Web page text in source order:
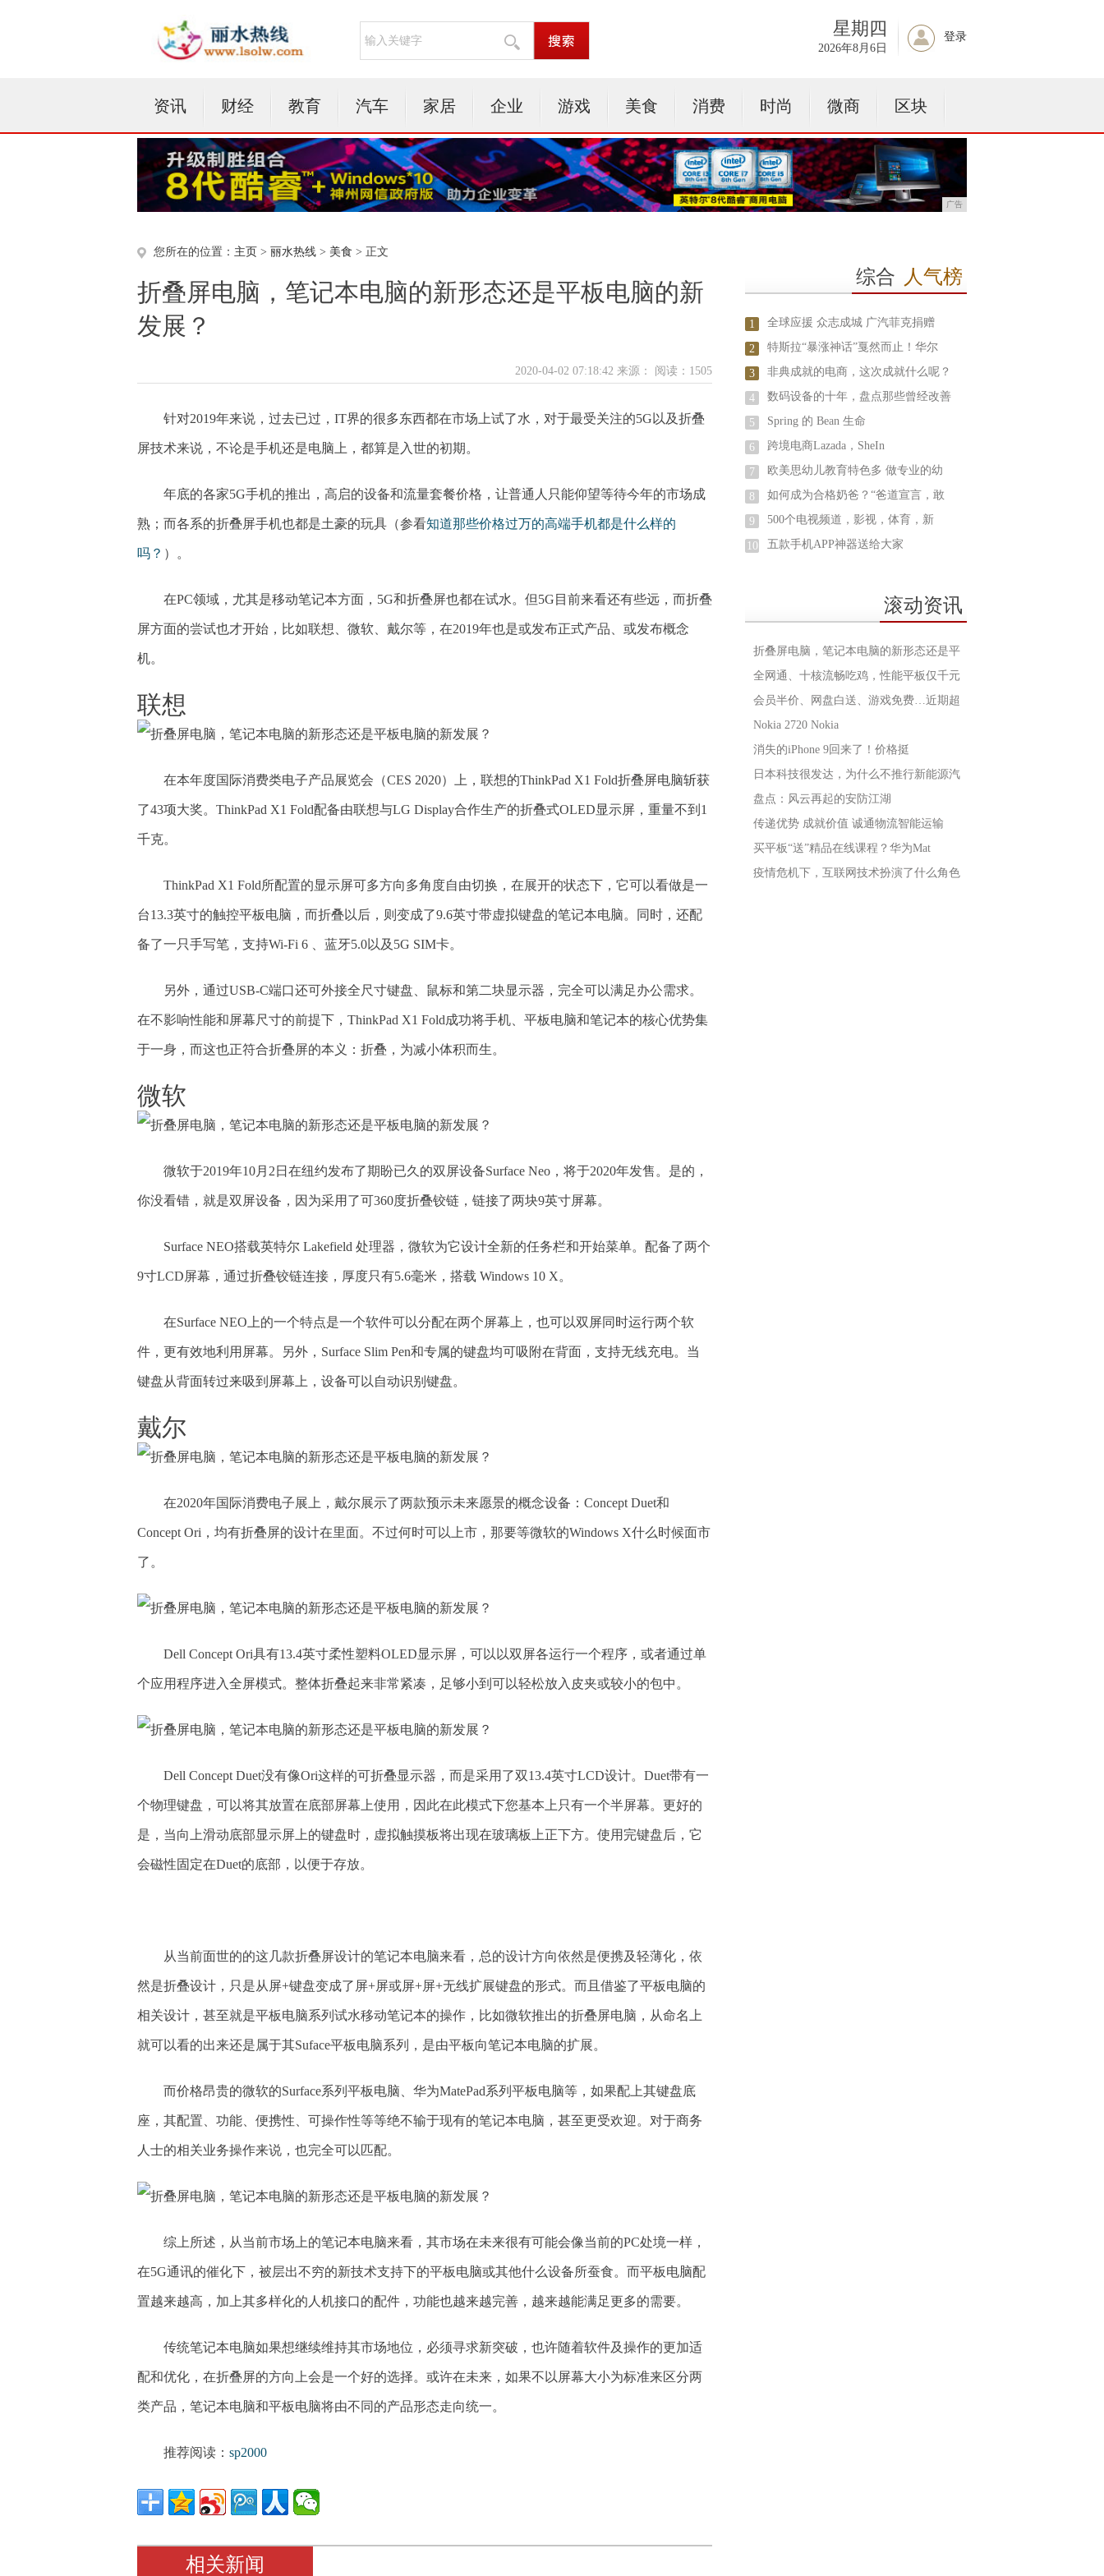
星期四
2026年8月6日
登录
资讯 财经 教育 汽车 家居 企业 游戏 美食 消费 时尚 微商 区块
广告
您所在的位置： 主页 > 丽水热线 > 美食 > 正文
折叠屏电脑，笔记本电脑的新形态还是平板电脑的新
发展？
2020-04-02 07:18:42 来源： 阅读：1505
针对2019年来说，过去已过，IT界的很多东西都在市场上试了水，对于最受关注的5G以及折叠
屏技术来说，不论是手机还是电脑上，都算是入世的初期。
年底的各家5G手机的推出，高启的设备和流量套餐价格，让普通人只能仰望等待今年的市场成
熟；而各系的折叠屏手机也都是土豪的玩具（参看知道那些价格过万的高端手机都是什么样的
吗？ ）。
在PC领域，尤其是移动笔记本方面，5G和折叠屏也都在试水。但5G目前来看还有些远，而折叠
屏方面的尝试也才开始，比如联想、微软、戴尔等，在2019年也是或发布正式产品、或发布概念
机。
联想
在本年度国际消费类电子产品展览会（CES 2020）上，联想的ThinkPad X1 Fold折叠屏电脑斩获
了43项大奖。ThinkPad X1 Fold配备由联想与LG Display合作生产的折叠式OLED显示屏，重量不到1
千克。
ThinkPad X1 Fold所配置的显示屏可多方向多角度自由切换，在展开的状态下，它可以看做是一
台13.3英寸的触控平板电脑，而折叠以后，则变成了9.6英寸带虚拟键盘的笔记本电脑。同时，还配
备了一只手写笔，支持Wi-Fi 6 、蓝牙5.0以及5G SIM卡。
另外，通过USB-C端口还可外接全尺寸键盘、鼠标和第二块显示器，完全可以满足办公需求。
在不影响性能和屏幕尺寸的前提下，ThinkPad X1 Fold成功将手机、平板电脑和笔记本的核心优势集
于一身，而这也正符合折叠屏的本义：折叠，为减小体积而生。
微软
微软于2019年10月2日在纽约发布了期盼已久的双屏设备Surface Neo，将于2020年发售。是的，
你没看错，就是双屏设备，因为采用了可360度折叠铰链，链接了两块9英寸屏幕。
Surface NEO搭载英特尔 Lakefield 处理器，微软为它设计全新的任务栏和开始菜单。配备了两个
9寸LCD屏幕，通过折叠铰链连接，厚度只有5.6毫米，搭载 Windows 10 X。
在Surface NEO上的一个特点是一个软件可以分配在两个屏幕上，也可以双屏同时运行两个软
件，更有效地利用屏幕。另外，Surface Slim Pen和专属的键盘均可吸附在背面，支持无线充电。当
键盘从背面转过来吸到屏幕上，设备可以自动识别键盘。
戴尔
在2020年国际消费电子展上，戴尔展示了两款预示未来愿景的概念设备：Concept Duet和
Concept Ori，均有折叠屏的设计在里面。不过何时可以上市，那要等微软的Windows X什么时候面市
了。
Dell Concept Ori具有13.4英寸柔性塑料OLED显示屏，可以以双屏各运行一个程序，或者通过单
个应用程序进入全屏模式。整体折叠起来非常紧凑，足够小到可以轻松放入皮夹或较小的包中。
Dell Concept Duet没有像Ori这样的可折叠显示器，而是采用了双13.4英寸LCD设计。Duet带有一
个物理键盘，可以将其放置在底部屏幕上使用，因此在此模式下您基本上只有一个半屏幕。更好的
是，当向上滑动底部显示屏上的键盘时，虚拟触摸板将出现在玻璃板上正下方。使用完键盘后，它
会磁性固定在Duet的底部，以便于存放。
从当前面世的的这几款折叠屏设计的笔记本电脑来看，总的设计方向依然是便携及轻薄化，依
然是折叠设计，只是从屏+键盘变成了屏+屏或屏+屏+无线扩展键盘的形式。而且借鉴了平板电脑的
相关设计，甚至就是平板电脑系列试水移动笔记本的操作，比如微软推出的折叠屏电脑，从命名上
就可以看的出来还是属于其Suface平板电脑系列，是由平板向笔记本电脑的扩展。
而价格昂贵的微软的Surface系列平板电脑、华为MatePad系列平板电脑等，如果配上其键盘底
座，其配置、功能、便携性、可操作性等等绝不输于现有的笔记本电脑，甚至更受欢迎。对于商务
人士的相关业务操作来说，也完全可以匹配。
综上所述，从当前市场上的笔记本电脑来看，其市场在未来很有可能会像当前的PC处境一样，
在5G通讯的催化下，被层出不穷的新技术支持下的平板电脑或其他什么设备所蚕食。而平板电脑配
置越来越高，加上其多样化的人机接口的配件，功能也越来越完善，越来越能满足更多的需要。
传统笔记本电脑如果想继续维持其市场地位，必须寻求新突破，也许随着软件及操作的更加适
配和优化，在折叠屏的方向上会是一个好的选择。或许在未来，如果不以屏幕大小为标准来区分两
类产品，笔记本电脑和平板电脑将由不同的产品形态走向统一。
推荐阅读： sp2000
相关新闻
综合 人气榜
1 全球应援 众志成城 广汽菲克捐赠
2 特斯拉“暴涨神话”戛然而止！华尔
3 非典成就的电商，这次成就什么呢？
4 数码设备的十年，盘点那些曾经改善
5 Spring 的 Bean 生命
6 跨境电商Lazada，SheIn
7 欧美思幼儿教育特色多 做专业的幼
8 如何成为合格奶爸？“爸道宣言，敢
9 500个电视频道，影视，体育，新
10 五款手机APP神器送给大家
滚动资讯
折叠屏电脑，笔记本电脑的新形态还是平
全网通、十核流畅吃鸡，性能平板仅千元
会员半价、网盘白送、游戏免费…近期超
Nokia 2720 Nokia
消失的iPhone 9回来了！价格挺
日本科技很发达，为什么不推行新能源汽
盘点：风云再起的安防江湖
传递优势 成就价值 诚通物流智能运输
买平板“送”精品在线课程？华为Mat
疫情危机下，互联网技术扮演了什么角色